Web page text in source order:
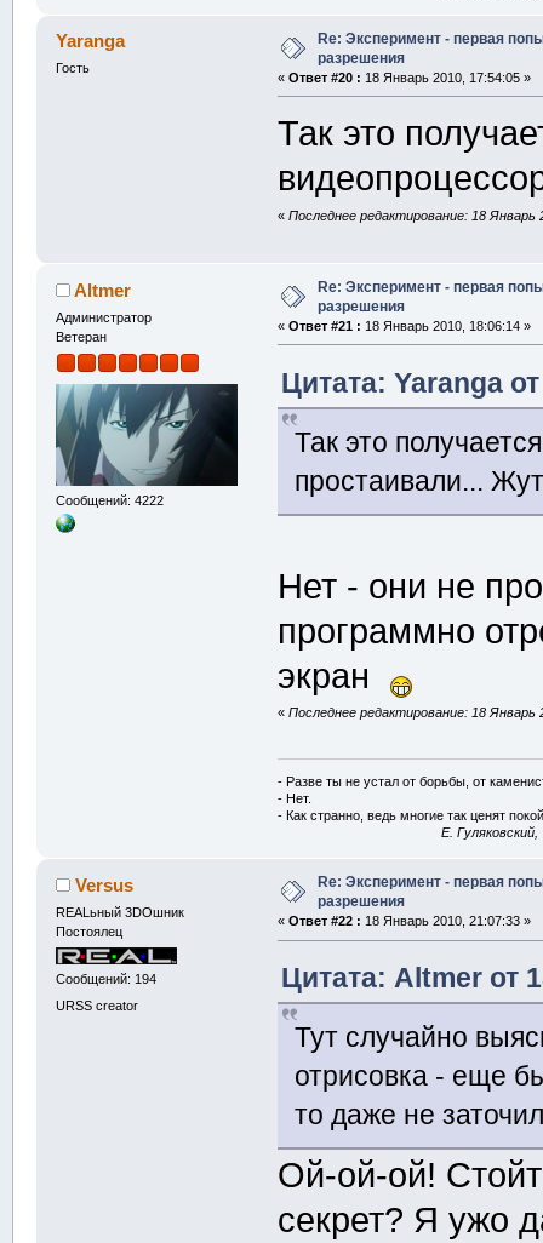
Yaranga
Гость
Re: Эксперимент - первая
разрешения
«Ответ #20 : 18 Январь 2010, 17:54:05 »
Так это
«Последнее редактирование: 18 Январь
Altmer
Администратор
Ветеран
Сообщений: 4222
Re: Эксперимент - первая
разрешения
«Ответ #21 : 18 Январь 2010, 18:06:14 »
Цитата: Yaranga
Так это
простаивали...
Нет - они не
программно
экран
«Последнее редактирование: 18 Январь
- Разве ты не устал от борьбы, от
- Нет.
- Как странно, ведь многие так ценят
E.
Versus
REALьный 3DOшник
Постоялец
Сообщений: 194
URSS creator
Re: Эксперимент - первая
разрешения
«Ответ #22 : 18 Январь 2010, 21:07:33 »
Цитата: Altmer от
Тут случайно
отрисовка - еще
то даже не
Ой-ой-ой!
секрет? Я ужо